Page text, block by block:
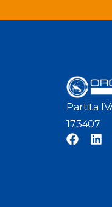
Partita
173407